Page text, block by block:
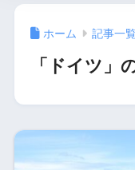
ホーム 記事一
「ドイツ」